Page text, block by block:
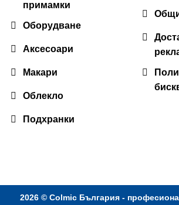
примамки
Оборудване
Аксесоари
Макари
Облекло
Подхранки
2026 © Colmic България -